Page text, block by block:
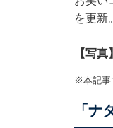
を更新
【写
※本記事
「ナ